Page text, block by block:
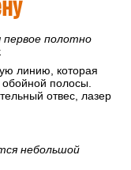
полотно
линию, которая
обойной полосы.
отвес, лазер
небольшой